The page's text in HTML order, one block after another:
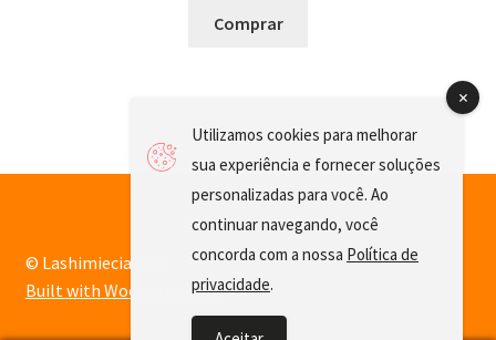
Comprar
© Lashimiecia 2026
Built with WooCommerce.
Utilizamos cookies para melhorar
sua experiência e fornecer soluções
personalizadas para você. Ao
continuar navegando, você
concorda com a nossa Política de
privacidade.